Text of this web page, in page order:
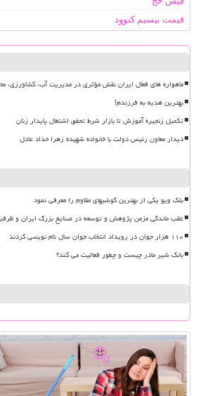
قیمت بیسیم کنوود
ماهواره های فعال ایران نقش مؤثری در مدیریت آب، کشاورزی،
بهترین هدیه به فرزندم!
تکمیل زنجیره آموزش تا بازار شرط تحقق اشتغال پایدار زنان
دیدار معاون رئیس دولت با خانواده شهیده زهرا حداد عادل
بلک ویو یکی از بهترین گوشیهای مقاوم را معرفی نمود
عقب ماندگی مزمن پژوهش و توسعه در صنایع بزرگ ایران و
۱۱۰ هزار جوان در رویداد انتخاب جوان سال نام نویسی کردند
بانک شیر مادر چیست و چطور فعالیت می کند؟